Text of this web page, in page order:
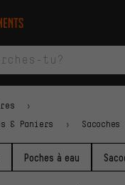
catégories
la newsletter
Page d'accueil
& Paniers
Poches à eau